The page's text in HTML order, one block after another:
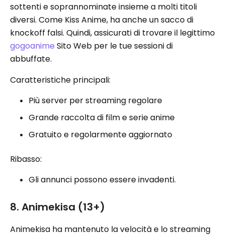
sottenti e soprannominate insieme a molti titoli
diversi. Come Kiss Anime, ha anche un sacco di
knockoff falsi. Quindi, assicurati di trovare il legittimo
gogoanime Sito Web per le tue sessioni di
abbuffate.
Caratteristiche principali:
Più server per streaming regolare
Grande raccolta di film e serie anime
Gratuito e regolarmente aggiornato
Ribasso:
Gli annunci possono essere invadenti.
8. Animekisa (13+)
Animekisa ha mantenuto la velocità e lo streaming